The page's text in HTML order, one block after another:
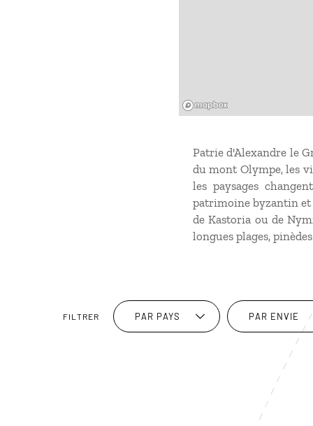
Patrie d'Alexandre le
du mont Olympe, les
les paysages
patrimoine byzantin et
de Kastoria ou de
longues plages,
FILTRER PAR PAYS PAR ENVIE